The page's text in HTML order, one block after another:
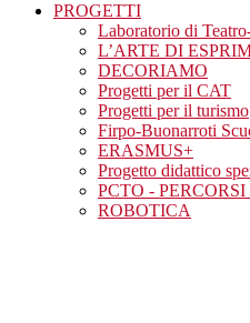
PROGETTI
Laboratorio di
L’ARTE DI
DECORIAMO
Progetti per il CAT
Progetti per il turismo
Firpo-Buonarroti
ERASMUS+
Progetto didattico
PCTO -
ROBOTICA